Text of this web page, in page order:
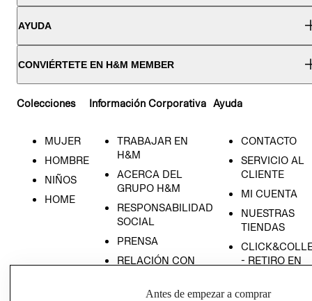
AYUDA
CONVIÉRTETE EN H&M MEMBER
Colecciones
MUJER
HOMBRE
NIÑOS
HOME
Información Corporativa
TRABAJAR EN
H&M
ACERCA DEL
GRUPO H&M
RESPONSABILIDAD
SOCIAL
PRENSA
RELACIÓN CON
POLÍTICA
Ayuda
CONTACTO
SERVICIO AL
CLIENTE
MI CUENTA
NUESTRAS
TIENDAS
- RETIRO EN
TÉRMINOS Y
Antes de empezar a comprar